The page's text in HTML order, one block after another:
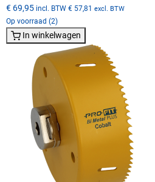
€ 69,95 incl. BTW € 57,81 excl. BTW
Op voorraad (2)
In winkelwagen